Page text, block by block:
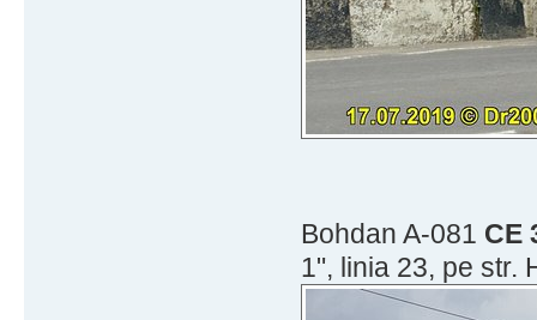
Bohdan A-081 CE
1", linia 23, pe str.